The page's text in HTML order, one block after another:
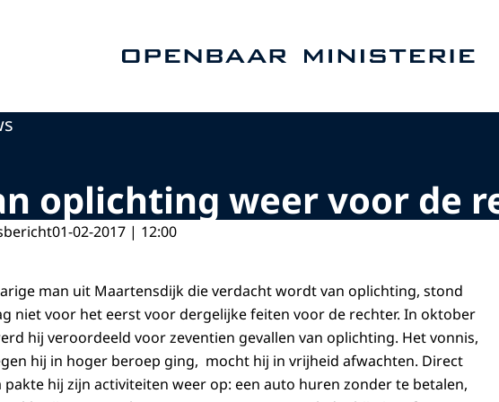
oplichting weer voor de
01-02-2017 | 12:00
man uit Maartensdijk die verdacht wordt van oplichting, stond
niet voor het eerst voor dergelijke feiten voor de rechter. In oktober
hij veroordeeld voor zeventien gevallen van oplichting. Het vonnis,
hij in hoger beroep ging, mocht hij in vrijheid afwachten. Direct
pakte hij zijn activiteiten weer op: een auto huren zonder te betalen,